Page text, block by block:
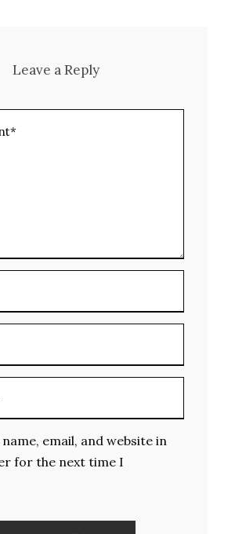
Leave a Reply
name, email, and website in
for the next time I